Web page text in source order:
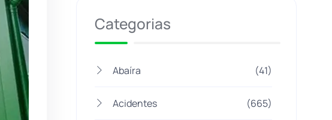
Categorias
Abaíra (41)
Acidentes (665)